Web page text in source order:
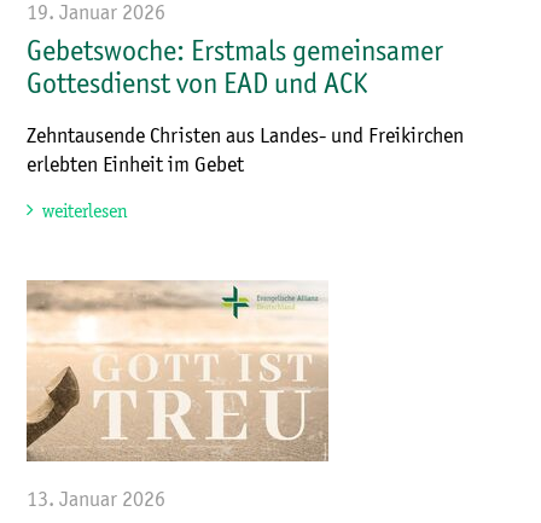
19. Januar 2026
Gebetswoche: Erstmals gemeinsamer
Gottesdienst von EAD und ACK
Zehntausende Christen aus Landes- und Freikirchen
erlebten Einheit im Gebet
weiterlesen
13. Januar 2026